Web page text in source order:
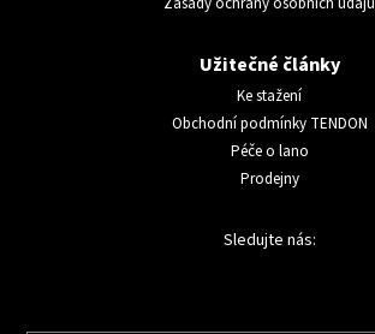
Užitečné články
Ke stažení
Obchodní podmínky TENDON
Péče o lano
Prodejny
Sledujte nás: